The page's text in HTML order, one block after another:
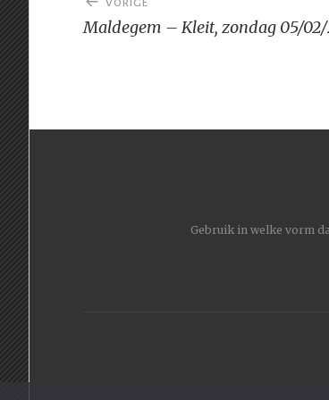
navigatie
VORIGE
Maldegem – Kleit, zondag 05/
Gebruik in welke vorm